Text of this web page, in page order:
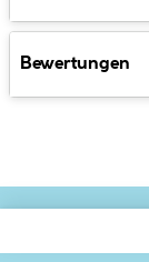
Bewertungen